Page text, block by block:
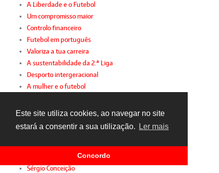
Este site utiliza cookies, ao navegar no site
estará a consentir a sua utilização.
Ler mais
Concordo
A Liberdade e o Futebol
Um compromisso maior
Controlo financeiro
Futebol em português
Valoriza a tua carreira
A sustentabilidade da 2.ª Liga
Desporto intergeracional
A mulher e o futebol
Sindicato de parabéns
Sporting diz presente!
Futebol amador com apoio
Jogamos o mesmo jogo
Sérgio Conceição